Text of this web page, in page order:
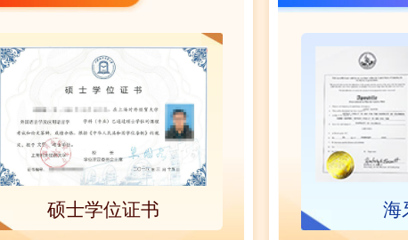
硕士学位证书 高级研修班结业
HKCAAVQ香港学术与职业资格认证 海